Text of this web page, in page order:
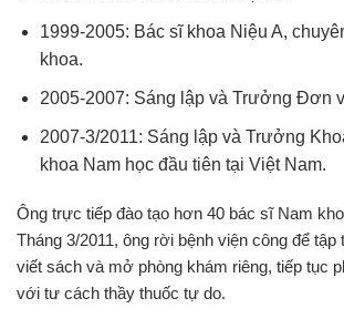
1999-2005: Bác sĩ khoa Niệu A,
khoa.
2005-2007: Sáng lập và Trưởng Đơn
2007-3/2011: Sáng lập và Trưởng
khoa Nam học đầu tiên tại Việt Nam.
Ông trực tiếp đào tạo hơn 40 bác sĩ Nam
Tháng 3/2011, ông rời bệnh viện công để tập
viết sách và mở phòng khám riêng, tiếp tục
với tư cách thầy thuốc tự do.